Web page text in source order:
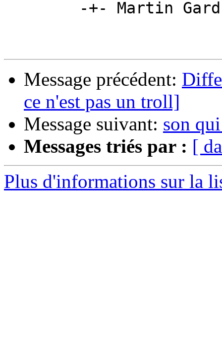
Message précédent:
ce n'est pas un troll]
Message suivant: son
Messages triés par : [
Plus d'informations sur la